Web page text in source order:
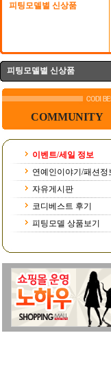
피팅모델별 신상품
피팅모델별 신상품
COMMUNITY
이벤트/세일 정보
연예인이야기/패션정
자유게시판
코디베스트 후기
피팅모델 상품보기